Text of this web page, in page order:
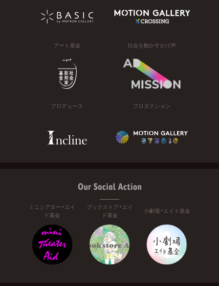
アート基金 社会を動かすかけ声
プロデュース プロダクション
Our Social Action
ミニシアター・エイ
ド基金
ブックストア・エイ
ド基金
小劇場・エイド基金